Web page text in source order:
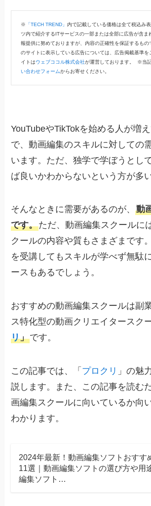
※ 「TECH TREND」 内で記載している価格は全て税込み
ツ内で紹介するITサービスの一部または全部に広告が含ま
報提供に努めておりますが、内容の正確性を保証するも
のサイトに表示している広告については、広告掲載基準
イトはウェブココル株式会社が運営しております。 ※当記
い合わせフォームからお寄せください。
YouTubeやTikTokを始める人が増
で、動画編集のスキルに対しての
います。ただ、独学で学ぼうとし
ば良いかわからないという方が多
そんなときに需要があるのが、動
です。ただ、動画編集スクールに
クールの内容や質もさまざまです
を受講してもスキルが学べず無駄
ースもあるでしょう。
おすすめの動画編集スクールは副
ス特化型の動画クリエイタースク
リ」です。
この記事では、「 プロクリ 」の魅
説します。また、この記事を読む
画編集スクールに向いているか向
わかります。
2024年最新！動画編集ソフトおすす
11選｜動画編集ソフトの選び方や用
編集ソフト…